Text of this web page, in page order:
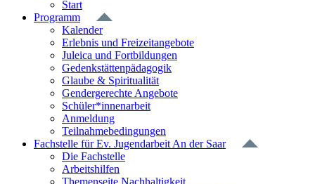
Start
Programm
Kalender
Erlebnis und Freizeitangebote
Juleica und Fortbildungen
Gedenkstättenpädagogik
Glaube & Spiritualität
Gendergerechte Angebote
Schüler*innenarbeit
Anmeldung
Teilnahmebedingungen
Fachstelle für Ev. Jugendarbeit An der Saar
Die Fachstelle
Arbeitshilfen
Themenseite Nachhaltigkeit